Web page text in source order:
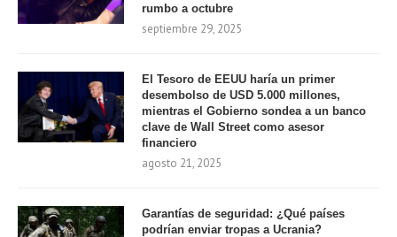
rumbo a octubre
septiembre 29, 2025
El Tesoro de EEUU haría un primer
desembolso de USD 5.000 millones,
mientras el Gobierno sondea a un banco
clave de Wall Street como asesor
financiero
agosto 21, 2025
Garantías de seguridad: ¿Qué países
podrían enviar tropas a Ucrania?